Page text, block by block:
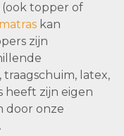
(ook topper of
matras kan
zijn
latex,
heeft zijn eigen
door onze